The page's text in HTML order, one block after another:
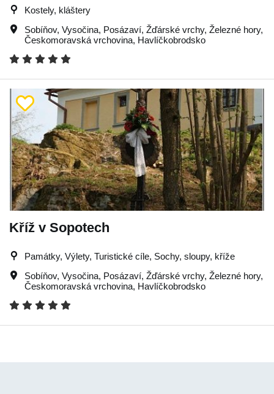
Kostely, kláštery
Sobíňov, Vysočina, Posázaví, Žďárské vrchy, Železné hory,
Českomoravská vrchovina, Havlíčkobrodsko
Kříž v Sopotech
Památky, Výlety, Turistické cíle, Sochy, sloupy, kříže
Sobíňov, Vysočina, Posázaví, Žďárské vrchy, Železné hory,
Českomoravská vrchovina, Havlíčkobrodsko